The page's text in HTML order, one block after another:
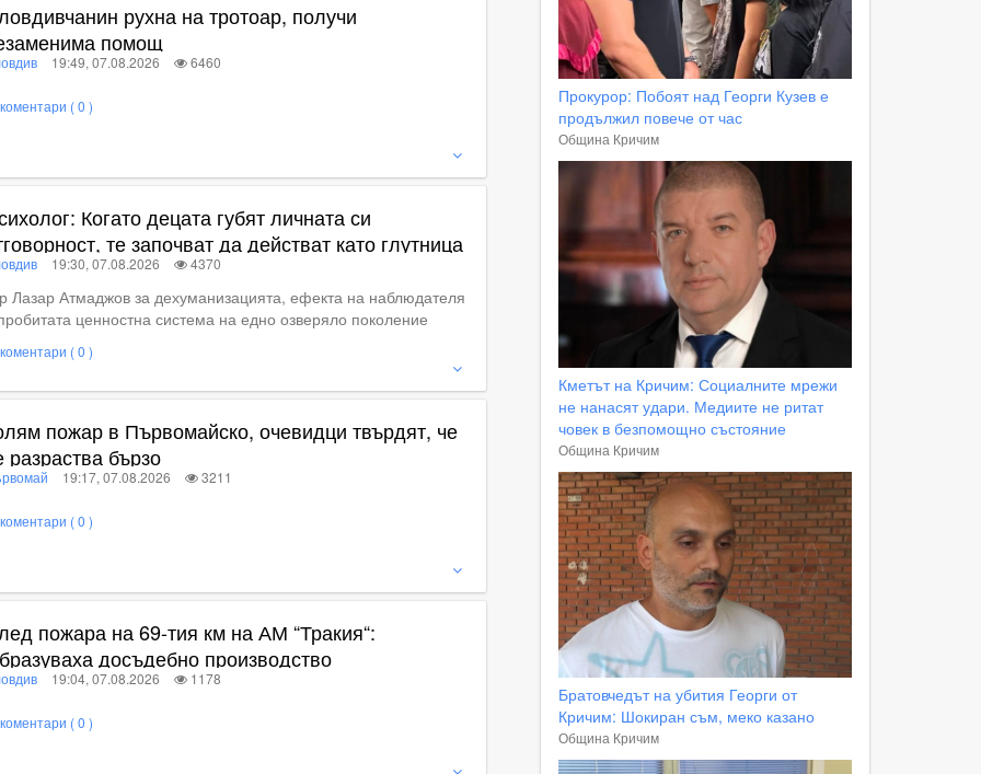
рухна на тротоар, получи
помощ
19:49, 07.08.2026 6460
коментари ( 0 )
Когато децата губят личната си
те започват да действат като глутница
19:30, 07.08.2026 4370
Лазар Атмаджов за дехуманизацията, ефекта на наблюдателя
ценностна система на едно озверяло поколение
коментари ( 0 )
пожар в Първомайско, очевидци твърдят, че
разраства бързо
19:17, 07.08.2026 3211
коментари ( 0 )
пожара на 69-тия км на АМ “Тракия“:
досъдебно производство
19:04, 07.08.2026 1178
коментари ( 0 )
Прокурор: Побоят над Георги Кузев е
продължил повече от час
Община Кричим
Кметът на Кричим: Социалните мрежи
не нанасят удари. Медиите не ритат
човек в безпомощно състояние
Община Кричим
Братовчедът на убития Георги от
Кричим: Шокиран съм, меко казано
Община Кричим